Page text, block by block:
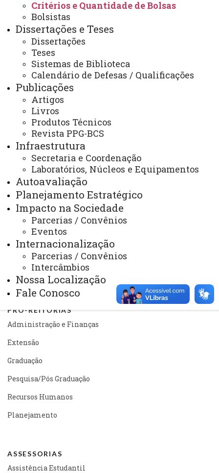
Critérios e Quantidade de Bolsas
Bolsistas
Dissertações e Teses
Dissertações
Teses
Sistemas de Biblioteca
Calendário de Defesas / Qualificações
Publicações
Artigos
Livros
Produtos Técnicos
Revista PPG-BCS
Infraestrutura
Secretaria e Coordenação
Laboratórios, Núcleos e Equipamentos
Autoavaliação
Planejamento Estratégico
Impacto na Sociedade
Parcerias / Convênios
Eventos
Internacionalização
Parcerias / Convênios
Intercâmbios
Nossa Localização
Fale Conosco
ACESSE
Acesso Restrito (Editores do Portal)
Arquivo Virtual
Bibliotecas
Identidade Visual
Mapa do Site
Ouvidoria
Portal Office 365
Sistemas
Telefones
Webmail
REITORIA
Secretaria Geral
Gabinete Reitoria
Secretaria dos Conselhos Superiores
PRÓ-REITORIAS
Administração e Finanças
Extensão
Graduação
Pesquisa/Pós Graduação
Recursos Humanos
Planejamento
ASSESSORIAS
Assistência Estudantil